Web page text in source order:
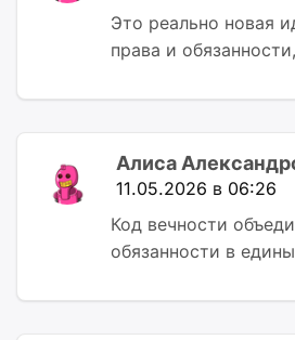
Это реально новая
права и
Алиса
11.05.2026 в 06:26
Код вечности
обязанности в